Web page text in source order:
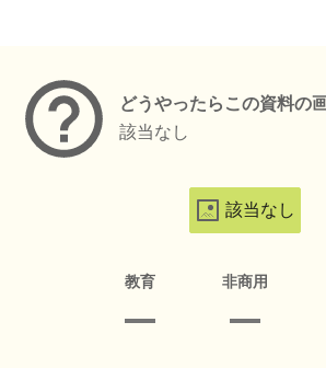
どうやったらこの資料の
該当なし
該当なし
教育 非商用